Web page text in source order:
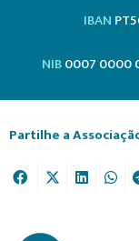
IBAN
NIB0007 0000
Partilhe a